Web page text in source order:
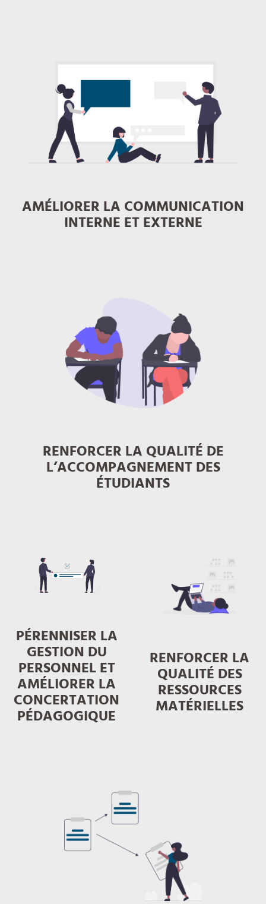
AMÉLIORER LA COMMUNICATION
INTERNE ET EXTERNE
RENFORCER LA QUALITÉ DE
L’ACCOMPAGNEMENT DES
ÉTUDIANTS
PÉRENNISER LA
GESTION DU
PERSONNEL ET
AMÉLIORER LA
CONCERTATION
PÉDAGOGIQUE
RENFORCER LA
QUALITÉ DES
RESSOURCES
MATÉRIELLES